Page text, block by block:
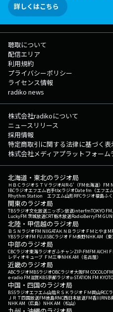
詳しくはこちら
聴取について
配信エリア
利用規約
プライバシーポリシー
ライセンス情報
radiko news
株式会社radikoについて
ニュースリリース
採用情報
特定商取引に関する法律に基づく表
株式会社メディアプラットフォーム
北海道・東北のラジオ局
ＨＢＣラジオＳＴＶラジオAIR-G'（FM北海道） FM
IBCラジオエフエム岩手tbcラジオDate fm（エフエム
Rhythm Station エフエム山形RFCラジオ福島ふ
関東のラジオ局
TBSラジオ文化放送ニッポン放送interfmTOKYO FM
LuckyFM 茨城放送CRT栃木放送RadioBerryFM
北陸・甲信越のラジオ局
ＢＳＮラジオFM NIIGATAＫＮＢラジオ ＦＭとやま
YBSラジオFM FUJISBCラジオ ＦＭ長野NHK AM（東
中部のラジオ局
CBCラジオ東海ラジオぎふチャンZIP-FMFM AICHI
レディオキューブ ＦＭ三重NHK AM（名古屋）
近畿のラジオ局
ABCラジオMBSラジオOBCラジオ大阪FM COCOLO
e-radio FM滋賀KBS京都ラジオα-STATION FM KYOTO
中国・四国のラジオ局
BSSラジオエフエム山陰ＲＳＫラジオ ＦＭ岡山RCC
ＪＲＴ四国放送FM徳島RNC西日本放送FM香川RNB
NHK AM（広島） NHK AM（松山）